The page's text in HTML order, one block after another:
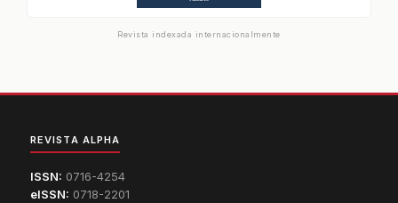
Revista indexada internacionalmente
REVISTA ALPHA
ISSN: 0716-4254
eISSN: 0718-2201